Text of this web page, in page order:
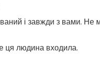
і завжди з вами.
ця людина входила.